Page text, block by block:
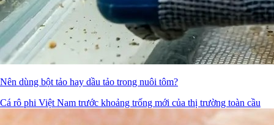
Nên dùng bột tảo hay dầu tảo trong nuôi tôm?
Cá rô phi Việt Nam trước khoảng trống mới của thị trường toàn cầu